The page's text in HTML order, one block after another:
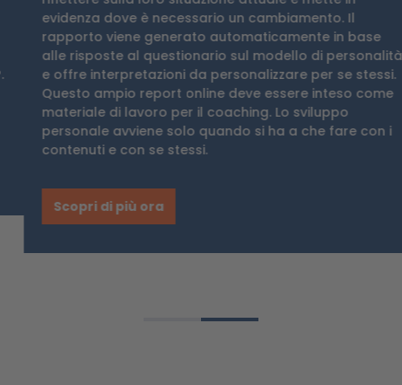
evidenza dove è necessario un cambiamento. Il
rapporto viene generato automaticamente in base
alle risposte al questionario sul modello di personalità
e offre interpretazioni da personalizzare per se stessi.
Questo ampio report online deve essere inteso come
materiale di lavoro per il coaching. Lo sviluppo
personale avviene solo quando si ha a che fare con i
contenuti e con se stessi.
Scopri di più ora